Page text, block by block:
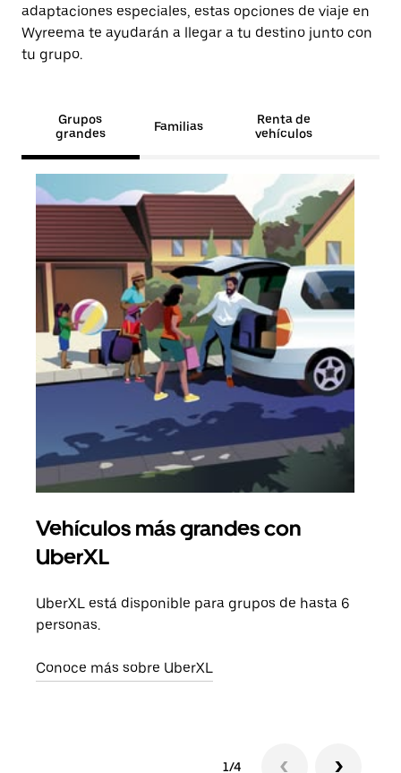
adaptaciones especiales, estas opciones de viaje en
Wyreema te ayudarán a llegar a tu destino junto con
tu grupo.
Grupos
grandes
Familias
Renta de
vehículos
Vehículos más grandes con
UberXL
UberXL está disponible para grupos de hasta 6
personas.
Conoce más sobre UberXL
1/4